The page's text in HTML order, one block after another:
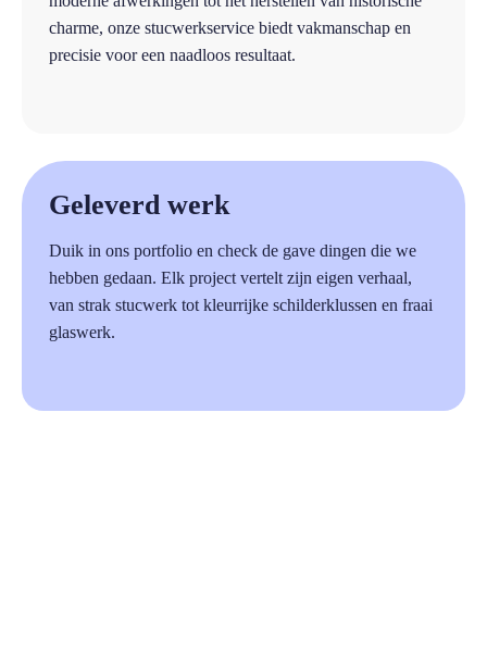
charme, onze stucwerkservice biedt vakmanschap en
precisie voor een naadloos resultaat.
Geleverd werk
Duik in ons portfolio en check de gave dingen die we
hebben gedaan. Elk project vertelt zijn eigen verhaal,
van strak stucwerk tot kleurrijke schilderklussen en fraai
glaswerk.